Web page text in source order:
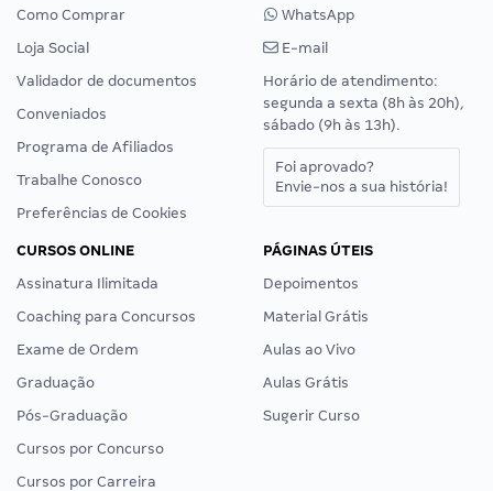
Como Comprar
Loja Social
Validador de documentos
Conveniados
Programa de Afiliados
Trabalhe Conosco
Preferências de Cookies
WhatsApp
E-mail
Horário de atendimento:
segunda a sexta (8h às 20h),
sábado (9h às 13h).
Foi aprovado?
Envie-nos a sua história!
CURSOS ONLINE
Assinatura Ilimitada
Coaching para Concursos
Exame de Ordem
Graduação
Pós-Graduação
Cursos por Concurso
Cursos por Carreira
PÁGINAS ÚTEIS
Depoimentos
Material Grátis
Aulas ao Vivo
Aulas Grátis
Sugerir Curso